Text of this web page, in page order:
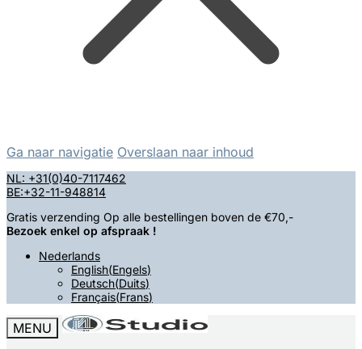
Ga naar navigatie Overslaan naar inhoud
NL: +31(0)40-7117462
BE:+32-11-948814
Gratis verzending Op alle bestellingen boven de €70,-
Bezoek enkel op afspraak !
Nederlands
English(Engels)
Deutsch(Duits)
Français(Frans)
MENU